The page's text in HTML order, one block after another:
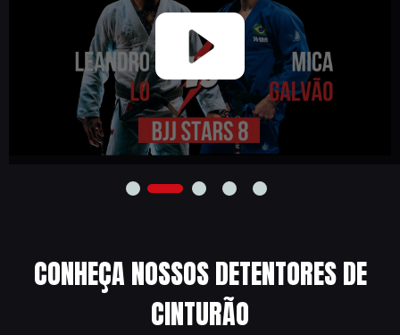
CONHEÇA NOSSOS DETENTORES DE
CINTURÃO